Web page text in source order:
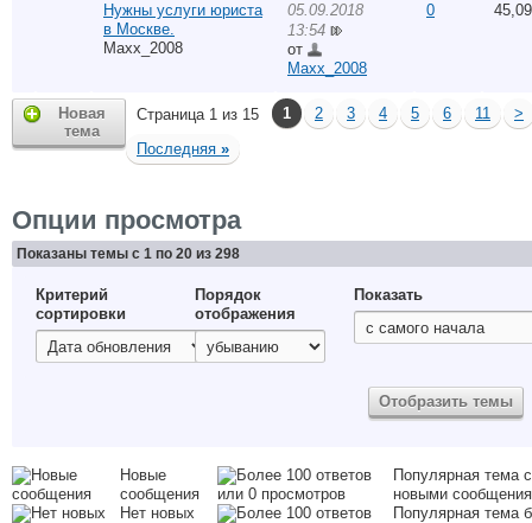
Нужны услуги юриста
в Москве.
Maxx_2008
05.09.2018
13:54
от
Maxx_2008
0
Новая
тема
Страница 1 из 15 1 2 3 4 5 6 11
>
Последняя »
Опции просмотра
Показаны темы с 1 по 20 из 298
Критерий
сортировки
Порядок
отображения
Показать
Новые
сообщения
Популярная тема с
новыми
Нет новых
Популярная тема